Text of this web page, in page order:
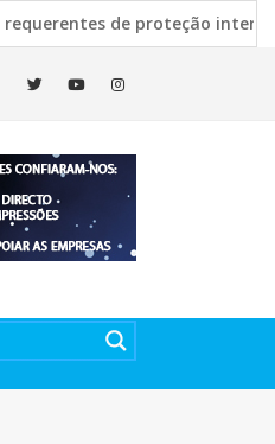
de proteção internacional
cemitérios abertos